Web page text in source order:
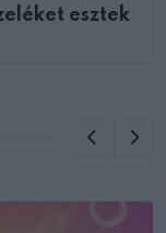
esztek